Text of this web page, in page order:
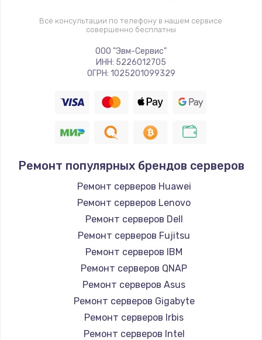
Все консультации по телефону в нашем сервисе
совершенно бесплатны
ООО "Эвм-Сервис"
ИНН: 5226012705
ОГРН: 1025201099329
Ремонт популярных брендов серверов
Ремонт серверов Huawei
Ремонт серверов Lenovo
Ремонт серверов Dell
Ремонт серверов Fujitsu
Ремонт серверов IBM
Ремонт серверов QNAP
Ремонт серверов Asus
Ремонт серверов Gigabyte
Ремонт серверов Irbis
Ремонт серверов Intel